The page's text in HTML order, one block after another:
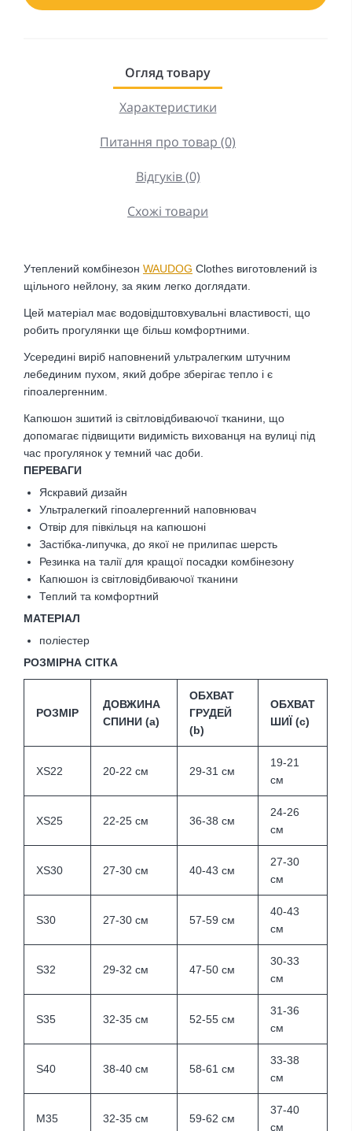
Огляд товару
Характеристики
Питання про товар (0)
Відгуків (0)
Схожі товари
Утеплений комбінезон WAUDOG Clothes виготовлений із
щільного нейлону, за яким легко доглядати.
Цей матеріал має водовідштовхувальні властивості, що
робить прогулянки ще більш комфортними.
Усередині виріб наповнений ультралегким штучним
лебединим пухом, який добре зберігає тепло і є
гіпоалергенним.
Капюшон зшитий із світловідбиваючої тканини, що
допомагає підвищити видимість вихованця на вулиці під
час прогулянок у темний час доби.
ПЕРЕВАГИ
Яскравий дизайн
Ультралегкий гіпоалергенний наповнювач
Отвір для півкільця на капюшоні
Застібка-липучка, до якої не прилипає шерсть
Резинка на талії для кращої посадки комбінезону
Капюшон із світловідбиваючої тканини
Теплий та комфортний
МАТЕРІАЛ
поліестер
РОЗМІРНА СІТКА
РОЗМІР
ДОВЖИНА
СПИНИ (а)
ОБХВАТ
ГРУДЕЙ
(b)
ОБХВАТ
ШИЇ (с)
XS22 20-22 см 29-31 см
19-21
см
XS25 22-25 см 36-38 см
24-26
см
XS30 27-30 см 40-43 см
27-30
см
S30 27-30 см 57-59 см
40-43
см
S32 29-32 см 47-50 см
30-33
см
S35 32-35 см 52-55 см
31-36
см
S40 38-40 см 58-61 см
33-38
см
M35 32-35 см 59-62 см
37-40
см